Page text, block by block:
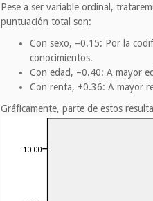
Pese a ser variable ordinal,
puntuación total son:
Con sexo, –0.15: Por la
conocimientos.
Con edad, –0.40: A mayor
Con renta, +0.36: A mayor
Gráficamente, parte de estos